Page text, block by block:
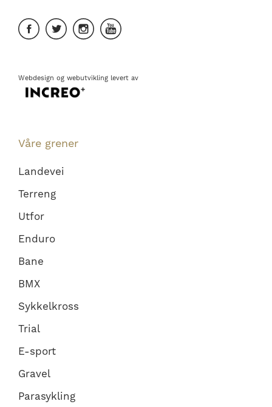
Webdesign og webutvikling levert av
Våre grener
Landevei
Terreng
Utfor
Enduro
Bane
BMX
Sykkelkross
Trial
E-sport
Gravel
Parasykling